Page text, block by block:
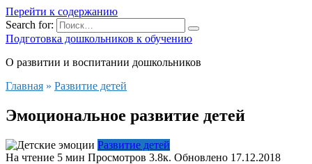
Перейти к содержанию
Search for:
Подготовка дошкольников к обучению
О развитии и воспитании дошкольников
Главная » Развитие детей
Эмоциональное развитие детей
Развитие детей
На чтение 5 мин Просмотров 3.8к. Обновлено 17.12.2018